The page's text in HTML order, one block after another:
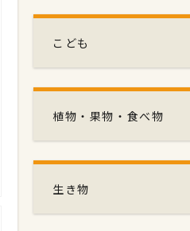
こども
植物・果物・食べ物
生き物